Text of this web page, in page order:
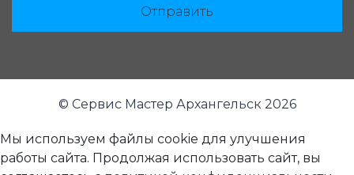
Отправить
© Сервис Мастер Архангельск 2026
Мы используем файлы cookie для улучшения
работы сайта. Продолжая использовать сайт, вы